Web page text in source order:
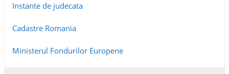
Instante de judecata
Cadastre Romania
Ministerul Fondurilor Europene